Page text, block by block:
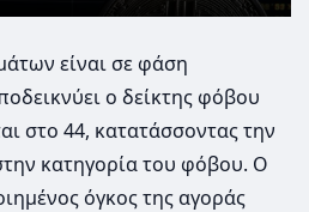
είναι σε φάση
ο δείκτης φόβου
στο 44, κατατάσσοντας την
κατηγορία του φόβου. Ο
όγκος της αγοράς